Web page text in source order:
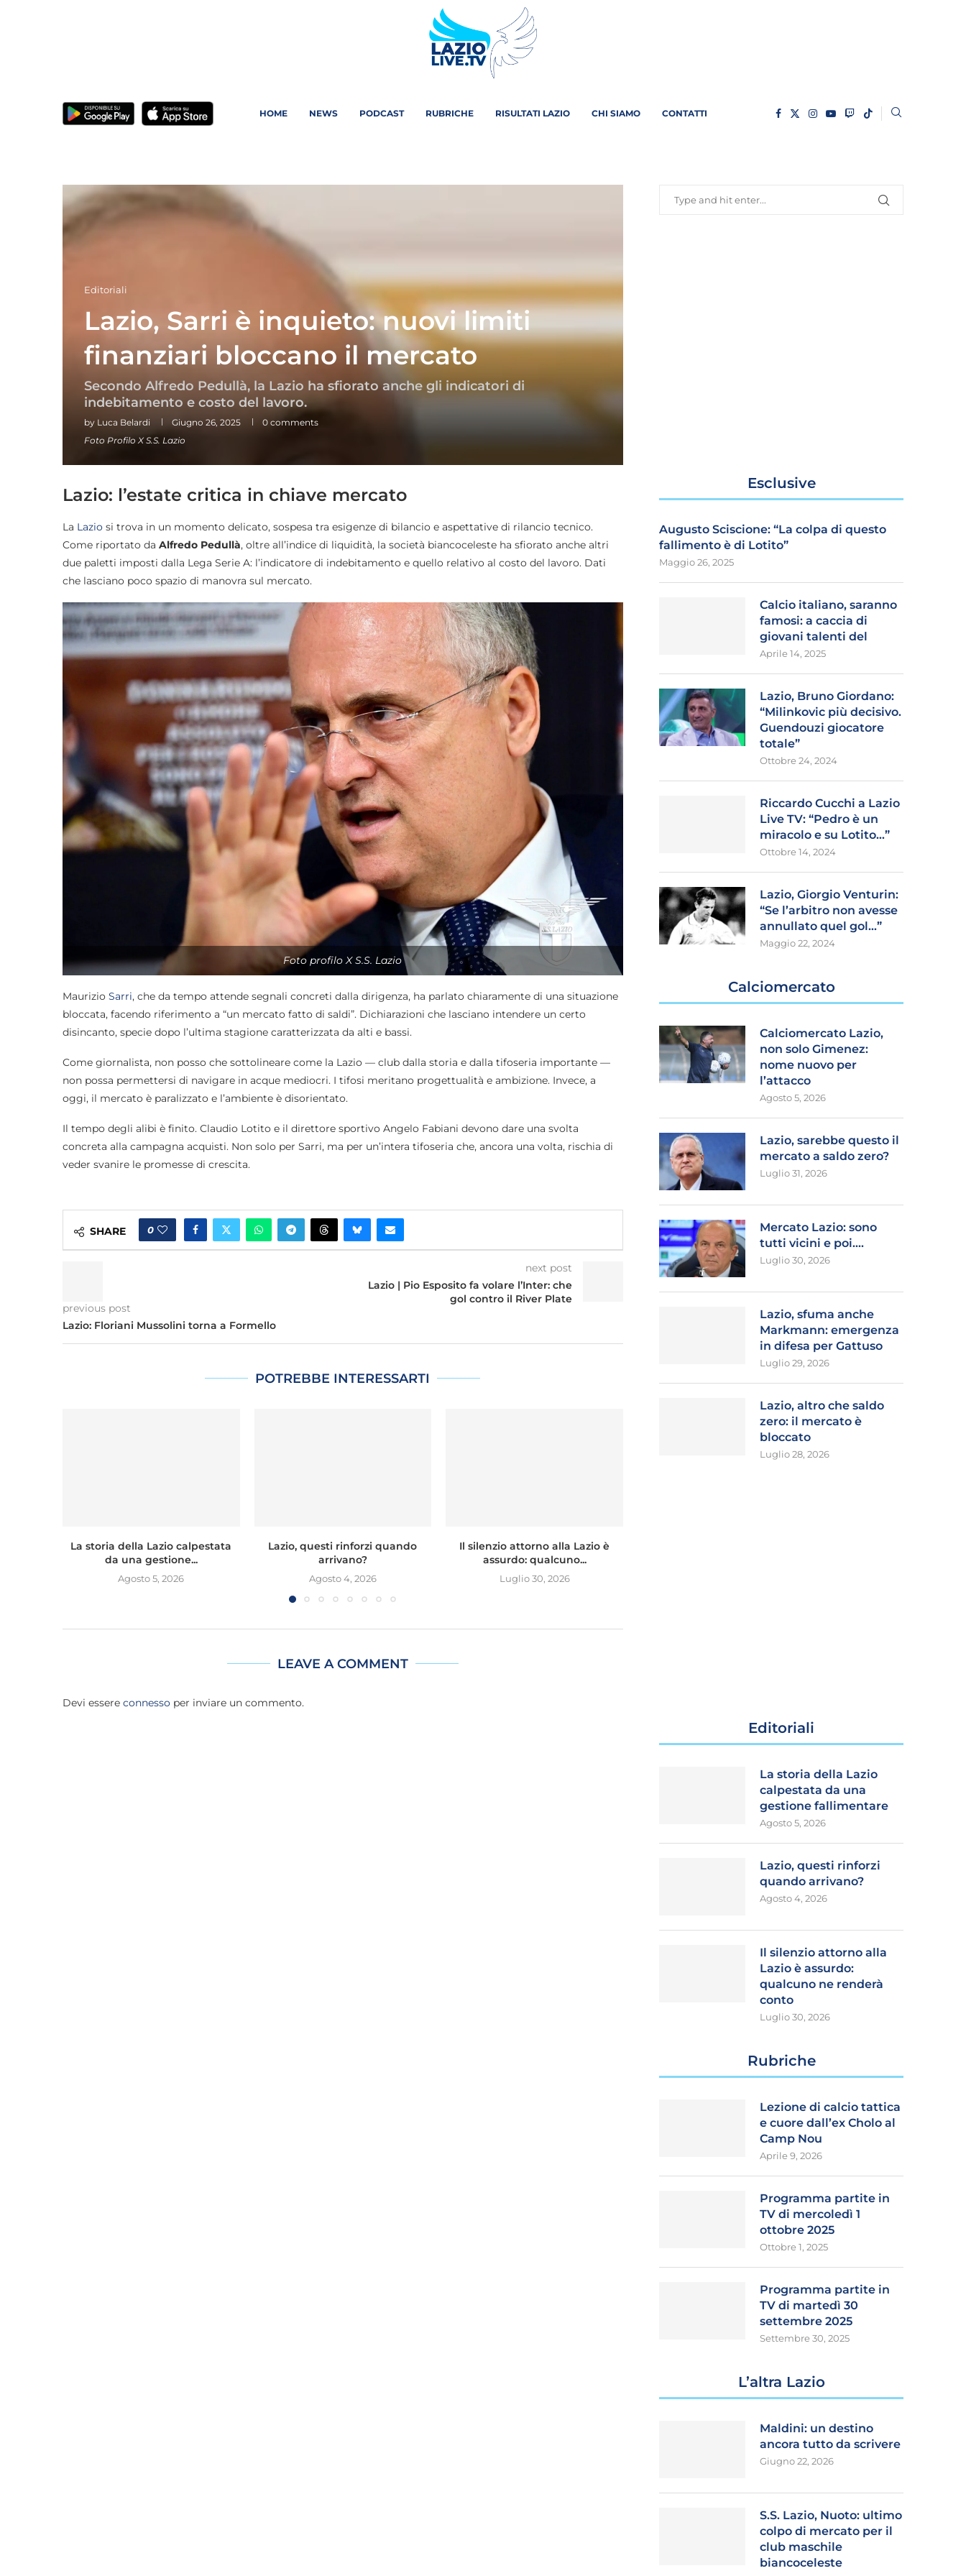
HOME NEWS PODCAST RUBRICHE RISULTATI LAZIO CHI SIAMO CONTATTI
Editoriali
Lazio, Sarri è inquieto: nuovi limiti
finanziari bloccano il mercato
Secondo Alfredo Pedullà, la Lazio ha sfiorato anche gli indicatori di
indebitamento e costo del lavoro.
by Luca Belardi Giugno 26, 2025
0 comments
Foto Profilo X S.S. Lazio
Lazio: l’estate critica in chiave mercato
La Lazio si trova in un momento delicato, sospesa tra esigenze di bilancio e aspettative di rilancio tecnico.
Come riportato da Alfredo Pedullà, oltre all’indice di liquidità, la società biancoceleste ha sfiorato anche altri
due paletti imposti dalla Lega Serie A: l’indicatore di indebitamento e quello relativo al costo del lavoro. Dati
che lasciano poco spazio di manovra sul mercato.
Foto profilo X S.S. Lazio
Maurizio Sarri, che da tempo attende segnali concreti dalla dirigenza, ha parlato chiaramente di una situazione
bloccata, facendo riferimento a “un mercato fatto di saldi”. Dichiarazioni che lasciano intendere un certo
disincanto, specie dopo l’ultima stagione caratterizzata da alti e bassi.
Come giornalista, non posso che sottolineare come la Lazio — club dalla storia e dalla tifoseria importante —
non possa permettersi di navigare in acque mediocri. I tifosi meritano progettualità e ambizione. Invece, a
oggi, il mercato è paralizzato e l’ambiente è disorientato.
Il tempo degli alibi è finito. Claudio Lotito e il direttore sportivo Angelo Fabiani devono dare una svolta
concreta alla campagna acquisti. Non solo per Sarri, ma per un’intera tifoseria che, ancora una volta, rischia di
veder svanire le promesse di crescita.
SHARE 0
previous post
Lazio: Floriani Mussolini torna a Formello
next post
Lazio | Pio Esposito fa volare l’Inter: che
gol contro il River Plate
POTREBBE INTERESSARTI
La storia della Lazio calpestata
da una gestione...
Agosto 5, 2026
Lazio, questi rinforzi quando
arrivano?
Agosto 4, 2026
Il silenzio attorno alla Lazio è
assurdo: qualcuno...
Luglio 30, 2026
LEAVE A COMMENT
Devi essere connesso per inviare un commento.
Esclusive
Augusto Sciscione: “La colpa di questo
fallimento è di Lotito”
Maggio 26, 2025
Calcio italiano, saranno
famosi: a caccia di
giovani talenti del
Aprile 14, 2025
Lazio, Bruno Giordano:
“Milinkovic più decisivo.
Guendouzi giocatore
totale”
Ottobre 24, 2024
Riccardo Cucchi a Lazio
Live TV: “Pedro è un
miracolo e su Lotito…”
Ottobre 14, 2024
Lazio, Giorgio Venturin:
“Se l’arbitro non avesse
annullato quel gol…”
Maggio 22, 2024
Calciomercato
Calciomercato Lazio,
non solo Gimenez:
nome nuovo per
l’attacco
Agosto 5, 2026
Lazio, sarebbe questo il
mercato a saldo zero?
Luglio 31, 2026
Mercato Lazio: sono
tutti vicini e poi….
Luglio 30, 2026
Lazio, sfuma anche
Markmann: emergenza
in difesa per Gattuso
Luglio 29, 2026
Lazio, altro che saldo
zero: il mercato è
bloccato
Luglio 28, 2026
Editoriali
La storia della Lazio
calpestata da una
gestione fallimentare
Agosto 5, 2026
Lazio, questi rinforzi
quando arrivano?
Agosto 4, 2026
Il silenzio attorno alla
Lazio è assurdo:
qualcuno ne renderà
conto
Luglio 30, 2026
Rubriche
Lezione di calcio tattica
e cuore dall’ex Cholo al
Camp Nou
Aprile 9, 2026
Programma partite in
TV di mercoledì 1
ottobre 2025
Ottobre 1, 2025
Programma partite in
TV di martedì 30
settembre 2025
Settembre 30, 2025
L’altra Lazio
Maldini: un destino
ancora tutto da scrivere
Giugno 22, 2026
S.S. Lazio, Nuoto: ultimo
colpo di mercato per il
club maschile
biancoceleste